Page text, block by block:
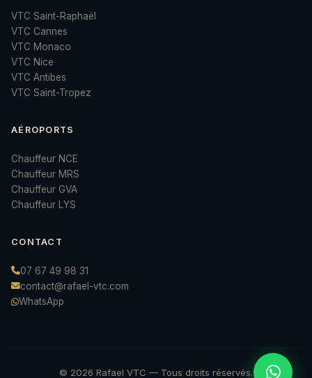
VTC Saint-Raphaël
VTC Cannes
VTC Monaco
VTC Nice
VTC Antibes
VTC Saint-Tropez
AÉROPORTS
Chauffeur NCE
Chauffeur MRS
Chauffeur GVA
Chauffeur LYS
CONTACT
07 67 49 98 31
contact@rafael-vtc.com
WhatsApp
© 2026 Rafael VTC — Tous droits réservés.